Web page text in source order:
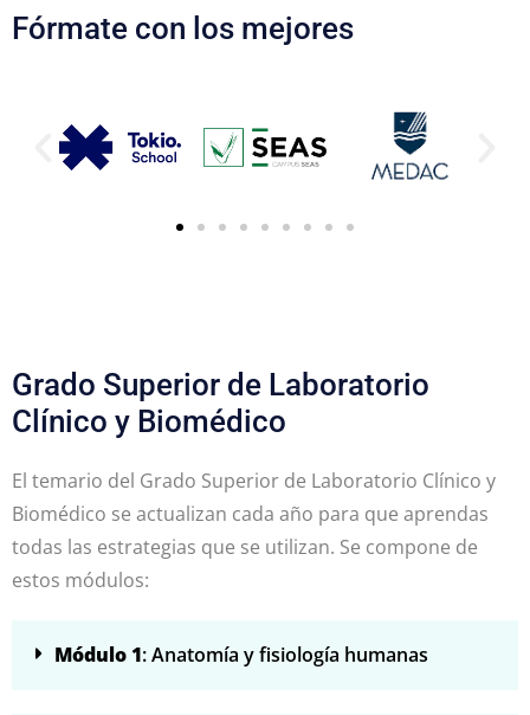
Fórmate con los mejores
Grado Superior de Laboratorio
Clínico y Biomédico
El temario del Grado Superior de Laboratorio Clínico y
Biomédico se actualizan cada año para que aprendas
todas las estrategias que se utilizan. Se compone de
estos módulos:
Módulo 1: Anatomía y fisiología humanas